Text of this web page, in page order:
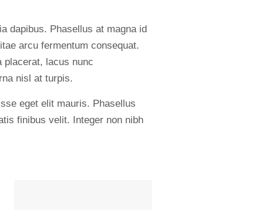
dapibus. Phasellus at magna id
arcu fermentum consequat.
placerat, lacus nunc
nisl at turpis.
eget elit mauris. Phasellus
finibus velit. Integer non nibh